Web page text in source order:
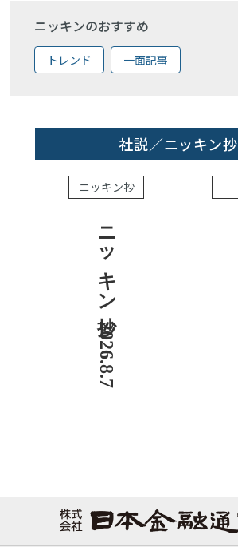
ニッキンのおすすめ
トレンド 一面記事
社説／ニッキン抄
ニッキン抄
ニッキン抄 2026.8.7